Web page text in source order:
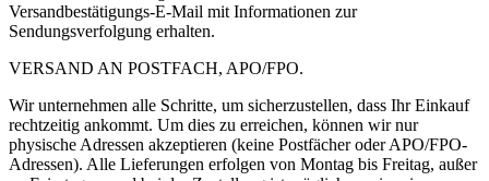
Versandbestätigungs-E-Mail mit Informationen zur
Sendungsverfolgung erhalten.
VERSAND AN POSTFACH, APO/FPO.
Wir unternehmen alle Schritte, um sicherzustellen, dass Ihr Einkauf
rechtzeitig ankommt. Um dies zu erreichen, können wir nur
physische Adressen akzeptieren (keine Postfächer oder APO/FPO-
Adressen). Alle Lieferungen erfolgen von Montag bis Freitag, außer